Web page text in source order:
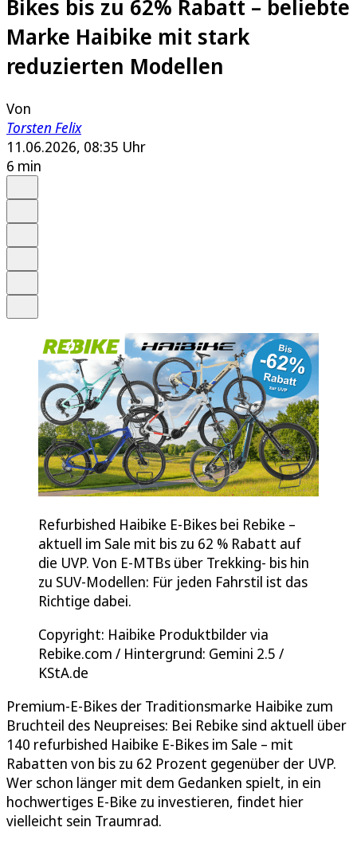
Bikes bis zu 62% Rabatt – beliebte
Marke Haibike mit stark
reduzierten Modellen
Von
Torsten Felix
11.06.2026, 08:35 Uhr
6 min
Refurbished Haibike E-Bikes bei Rebike –
aktuell im Sale mit bis zu 62 % Rabatt auf
die UVP. Von E-MTBs über Trekking- bis hin
zu SUV-Modellen: Für jeden Fahrstil ist das
Richtige dabei.
Copyright: Haibike Produktbilder via
Rebike.com / Hintergrund: Gemini 2.5 /
KStA.de
Premium-E-Bikes der Traditionsmarke Haibike zum
Bruchteil des Neupreises: Bei Rebike sind aktuell über
140 refurbished Haibike E-Bikes im Sale – mit
Rabatten von bis zu 62 Prozent gegenüber der UVP.
Wer schon länger mit dem Gedanken spielt, in ein
hochwertiges E-Bike zu investieren, findet hier
vielleicht sein Traumrad.